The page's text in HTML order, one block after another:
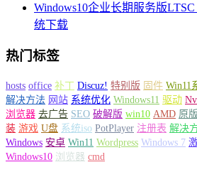
Windows10企业长期服务版LTSC
统下载
热门标签
hosts office 补丁 Discuz! 特别版 固件 Win11
解决方法 网站 系统优化 Windows11 驱动
浏览器 去广告 SEO 破解版 win10 AMD 原
装 游戏 U盘 系统iso PotPlayer 注册表 解决
Windows 安卓 Win11 Wordpress Windows 7
Windows10 浏览器 cmd